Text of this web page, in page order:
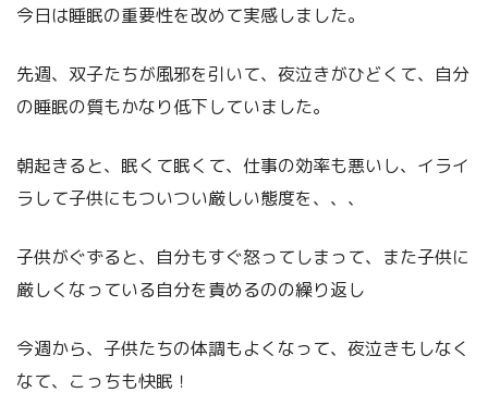
今日は睡眠の重要性を改めて実感しました。
先週、双子たちが風邪を引いて、夜泣きがひどくて、自分
の睡眠の質もかなり低下していました。
朝起きると、眠くて眠くて、仕事の効率も悪いし、イライ
ラして子供にもついつい厳しい態度を、、、
子供がぐずると、自分もすぐ怒ってしまって、また子供に
厳しくなっている自分を責めるのの繰り返し
今週から、子供たちの体調もよくなって、夜泣きもしなく
なて、こっちも快眠！